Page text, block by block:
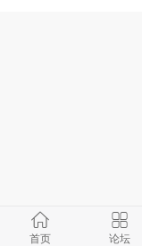
首页 论坛